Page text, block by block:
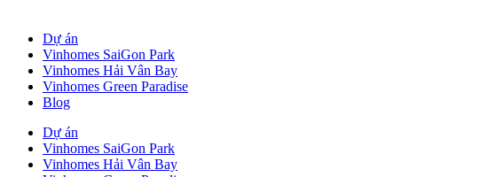
Dự án
Vinhomes SaiGon Park
Vinhomes Hải Vân Bay
Vinhomes Green Paradise
Blog
Dự án
Vinhomes SaiGon Park
Vinhomes Hải Vân Bay